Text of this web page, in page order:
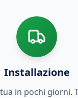
Installazione
tua in pochi giorni.